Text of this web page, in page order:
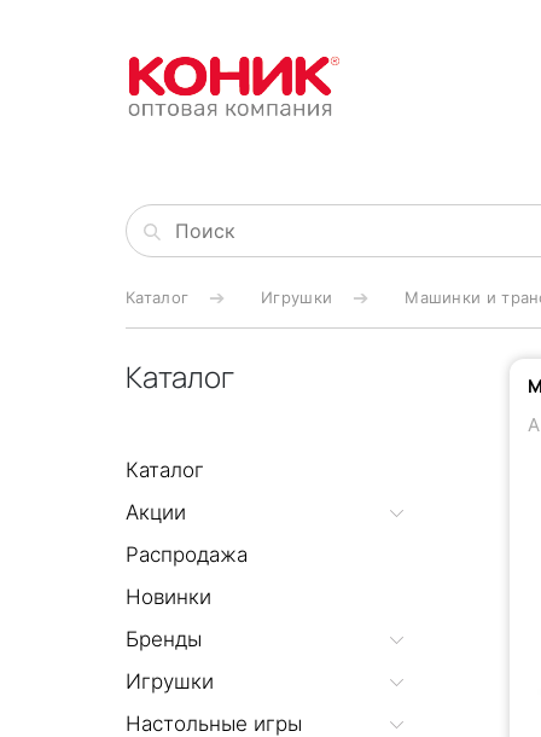
Каталог Игрушки Машинки и
Каталог
Каталог
Акции
Распродажа
Новинки
Бренды
Игрушки
Настольные игры